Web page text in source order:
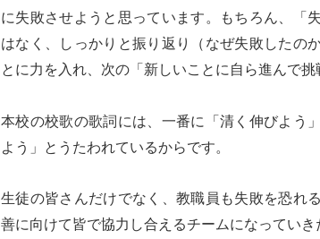
に失敗させようと思っています。もちろん、「
はなく、しっかりと振り返り（なぜ失敗したの
とに力を入れ、次の「新しいことに自ら進んで
本校の校歌の歌詞には、一番に「清く伸びよう
よう」とうたわれているからです。
生徒の皆さんだけでなく、教職員も失敗を恐れ
善に向けて皆で協力し合えるチームになっていき